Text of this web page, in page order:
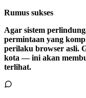
Rumus sukses
Agar sistem
permintaan yang
perilaku browser asli.
kota — ini akan
terlihat.